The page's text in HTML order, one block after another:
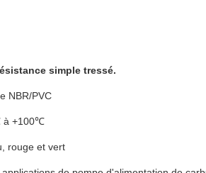
simple tressé.
NBR/PVC
à +100℃
rouge et vert